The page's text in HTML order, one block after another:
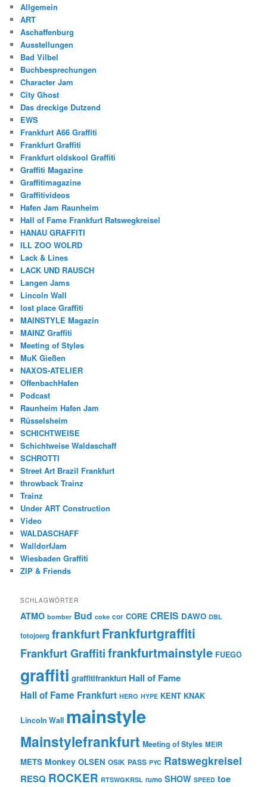
Allgemein
ART
Aschaffenburg
Ausstellungen
Bad Vilbel
Buchbesprechungen
Character Jam
City Ghost
Das dreckige Dutzend
EWS
Frankfurt A66 Graffiti
Frankfurt Graffiti
Frankfurt oldskool Graffiti
Graffiti Magazine
Graffitimagazine
Graffitivideos
Hafen Jam Raunheim
Hall of Fame Frankfurt Ratswegkreisel
HANAU GRAFFITI
ILL ZOO WOLRD
Lack & Lines
LACK UND RAUSCH
Langen Jams
Lincoln Wall
lost place Graffiti
MAINSTYLE Magazin
MAINZ Graffiti
Meeting of Styles
MuK Gießen
NAXOS-ATELIER
OffenbachHafen
Podcast
Raunheim Hafen Jam
Rüsselsheim
SCHICHTWEISE
Schichtweise Waldaschaff
SCHROTTI
Street Art Brazil Frankfurt
throwback Trainz
Trainz
Under ART Construction
Video
WALDASCHAFF
WalldorfJam
Wiesbaden Graffiti
ZIP & Friends
SCHLAGWÖRTER
ATMO bomber Bud coke cor CORE CREIS DAWO DBL
fotojoerg frankfurtFrankfurtgraffiti
Frankfurt Graffitifrankfurtmainstyle FUEGO
graffiti graffitifrankfurt Hall of Fame
Hall of Fame Frankfurt HERO HYPE KENT KNAK
Lincoln Wall mainstyle
Mainstylefrankfurt Meeting of Styles MEIR
METS Monkey OLSEN OSIK PASS PYC Ratswegkreisel
RESQ ROCKER RTSWGKRSL rumo SHOW SPEED toe